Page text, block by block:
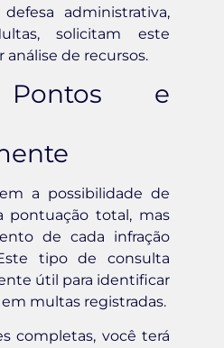
administrativa,
solicitam este
de recursos.
Pontos e
a possibilidade de
pontuação total, mas
de cada infração
tipo de consulta
útil para identificar
multas registradas.
completas, você terá